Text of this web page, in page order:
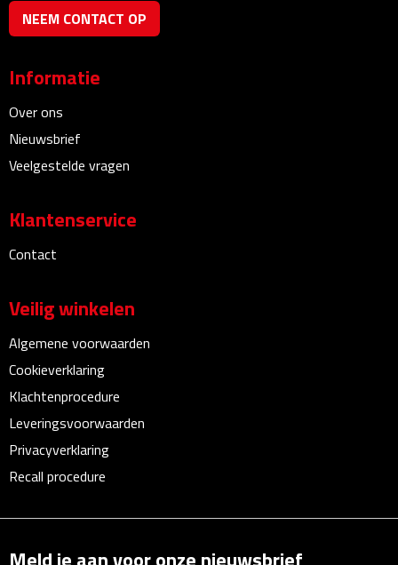
Stickers
Bureau Toebehoren
Bureaulampen
Bureau organizers
Bureausets
Bureau ventilatoren
Boekenleggers
NEEM CONTACT OP
Informatie
Over ons
Nieuwsbrief
Veelgestelde vragen
Klantenservice
Contact
Veilig winkelen
Algemene voorwaarden
Cookieverklaring
Klachtenprocedure
Leveringsvoorwaarden
Privacyverklaring
Recall procedure